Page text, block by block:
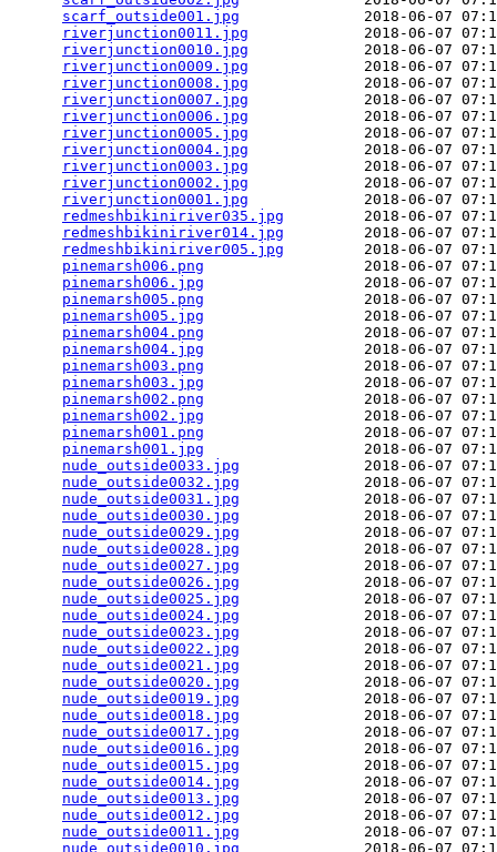
scarf_outside001.jpg
2018-06-07
riverjunction0011.jpg
2018-06-07
riverjunction0010.jpg
2018-06-07
riverjunction0009.jpg
2018-06-07
riverjunction0008.jpg
2018-06-07
riverjunction0007.jpg
2018-06-07
riverjunction0006.jpg
2018-06-07
riverjunction0005.jpg
2018-06-07
riverjunction0004.jpg
2018-06-07
riverjunction0003.jpg
2018-06-07
riverjunction0002.jpg
2018-06-07
riverjunction0001.jpg
2018-06-07
redmeshbikiniriver035.jpg
2018-06-07
redmeshbikiniriver014.jpg
2018-06-07
redmeshbikiniriver005.jpg
2018-06-07
pinemarsh006.png
2018-06-07
pinemarsh006.jpg
2018-06-07
pinemarsh005.png
2018-06-07
pinemarsh005.jpg
2018-06-07
pinemarsh004.png
2018-06-07
pinemarsh004.jpg
2018-06-07
pinemarsh003.png
2018-06-07
pinemarsh003.jpg
2018-06-07
pinemarsh002.png
2018-06-07
pinemarsh002.jpg
2018-06-07
pinemarsh001.png
2018-06-07
pinemarsh001.jpg
2018-06-07
nude_outside0033.jpg
2018-06-07
nude_outside0032.jpg
2018-06-07
nude_outside0031.jpg
2018-06-07
nude_outside0030.jpg
2018-06-07
nude_outside0029.jpg
2018-06-07
nude_outside0028.jpg
2018-06-07
nude_outside0027.jpg
2018-06-07
nude_outside0026.jpg
2018-06-07
nude_outside0025.jpg
2018-06-07
nude_outside0024.jpg
2018-06-07
nude_outside0023.jpg
2018-06-07
nude_outside0022.jpg
2018-06-07
nude_outside0021.jpg
2018-06-07
nude_outside0020.jpg
2018-06-07
nude_outside0019.jpg
2018-06-07
nude_outside0018.jpg
2018-06-07
nude_outside0017.jpg
2018-06-07
nude_outside0016.jpg
2018-06-07
nude_outside0015.jpg
2018-06-07
nude_outside0014.jpg
2018-06-07
nude_outside0013.jpg
2018-06-07
nude_outside0012.jpg
2018-06-07
nude_outside0011.jpg
2018-06-07
nude_outside0010.jpg
2018-06-07